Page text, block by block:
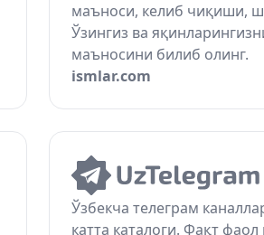
маъноси, келиб чиқиши,
Ўзингиз ва
маъносини билиб олинг.
ismlar.com
Ўзбекча телеграм
катта каталоги. Фақт фаол